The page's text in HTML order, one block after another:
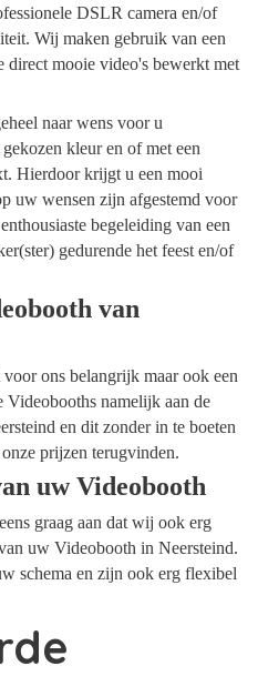
DSLR camera en/of
Wij maken gebruik van een
direct mooie video's bewerkt met
naar wens voor u
kleur en of met een
Hierdoor krijgt u een mooi
uw wensen zijn afgestemd voor
begeleiding van een
gedurende het feest en/of
van
ons belangrijk maar ook een
Videobooths namelijk aan de
en dit zonder in te boeten
prijzen terugvinden.
uw Videobooth
graag aan dat wij ook erg
uw Videobooth in Neersteind.
schema en zijn ook erg flexibel